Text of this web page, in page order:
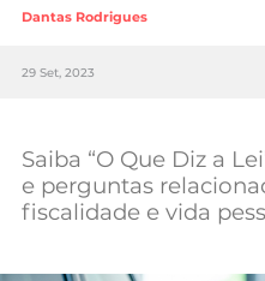
Sociedade
Tecnologia
Negócios
Mundial
Dantas Rodrigues
29 Set, 2023
Saiba “O Que Diz a
e perguntas
fiscalidade e vida